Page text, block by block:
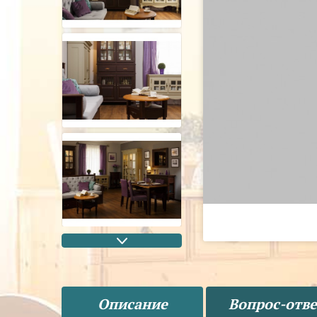
Описание Вопрос-